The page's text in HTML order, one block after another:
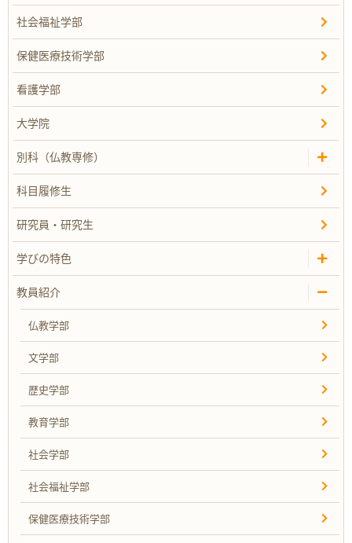
社会福祉学部
保健医療技術学部
看護学部
大学院
別科（仏教専修）
科目履修生
研究員・研究生
学びの特色
教員紹介
仏教学部
文学部
歴史学部
教育学部
社会学部
社会福祉学部
保健医療技術学部